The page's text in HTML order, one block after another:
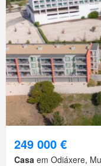
249 000 €
Casa em Odiáxere,